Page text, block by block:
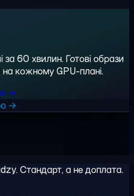
за 60 хвилин. Готові образи
кожному GPU-плані.
→
→
Стандарт, а не доплата.